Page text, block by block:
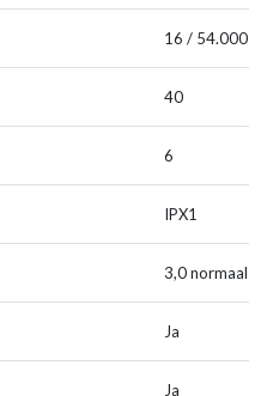
16 / 54.000
40
6
IPX1
3,0 normaal
Ja
Ja